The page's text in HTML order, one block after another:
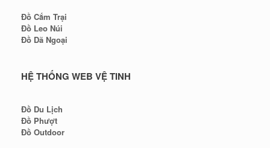
Đồ Cắm Trại
Đồ Leo Núi
Đồ Dã Ngoại
HỆ THỐNG WEB VỆ TINH
Đồ Du Lịch
Đồ Phượt
Đồ Outdoor